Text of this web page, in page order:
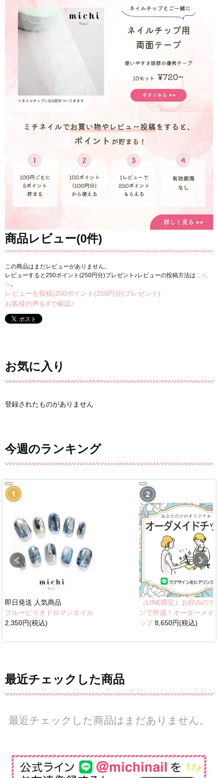
商品レビュー(0件)
この商品はまだレビューがありません。
レビューすると250ポイント(250円分)プレゼント♪レビューの投稿方法は こち
ら 。
レビューを投稿(250ポイント(250円分)プレゼント)
お客様の声をXで確認♪
お気に入り
登録されたものがありません
今週のランキング
即日発送 人気商品
ブルーピリオドロマンネイル
2,350円(税込)
（LINE限定）お好みのデ
ンで作成！オーダーメイ
ップ8,650円(税込)
最近チェックした商品
最近チェックした商品はまだありません。